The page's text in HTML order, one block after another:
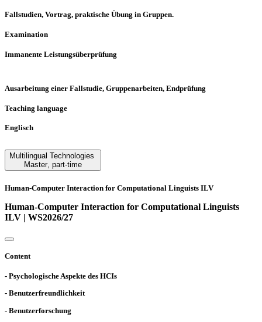
Fallstudien, Vortrag, praktische Übung in Gruppen.
Examination
Immanente Leistungsüberprüfung
Ausarbeitung einer Fallstudie, Gruppenarbeiten, Endprüfung
Teaching language
Englisch
Multilingual Technologies
Master, part-time
Human-Computer Interaction for Computational Linguists ILV
Human-Computer Interaction for Computational Linguists
ILV | WS2026/27
Content
- Psychologische Aspekte des HCIs
- Benutzerfreundlichkeit
- Benutzerforschung